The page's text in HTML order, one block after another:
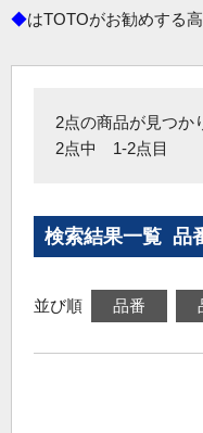
◆はTOTOがお勧めする
2点の商品が見つか
2点中 1-2点目
検索結果一覧 品
並び順 品番